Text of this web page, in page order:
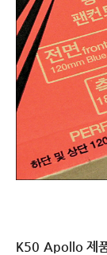
K50 Apollo 제